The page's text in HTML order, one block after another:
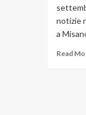
notizie
a
Read